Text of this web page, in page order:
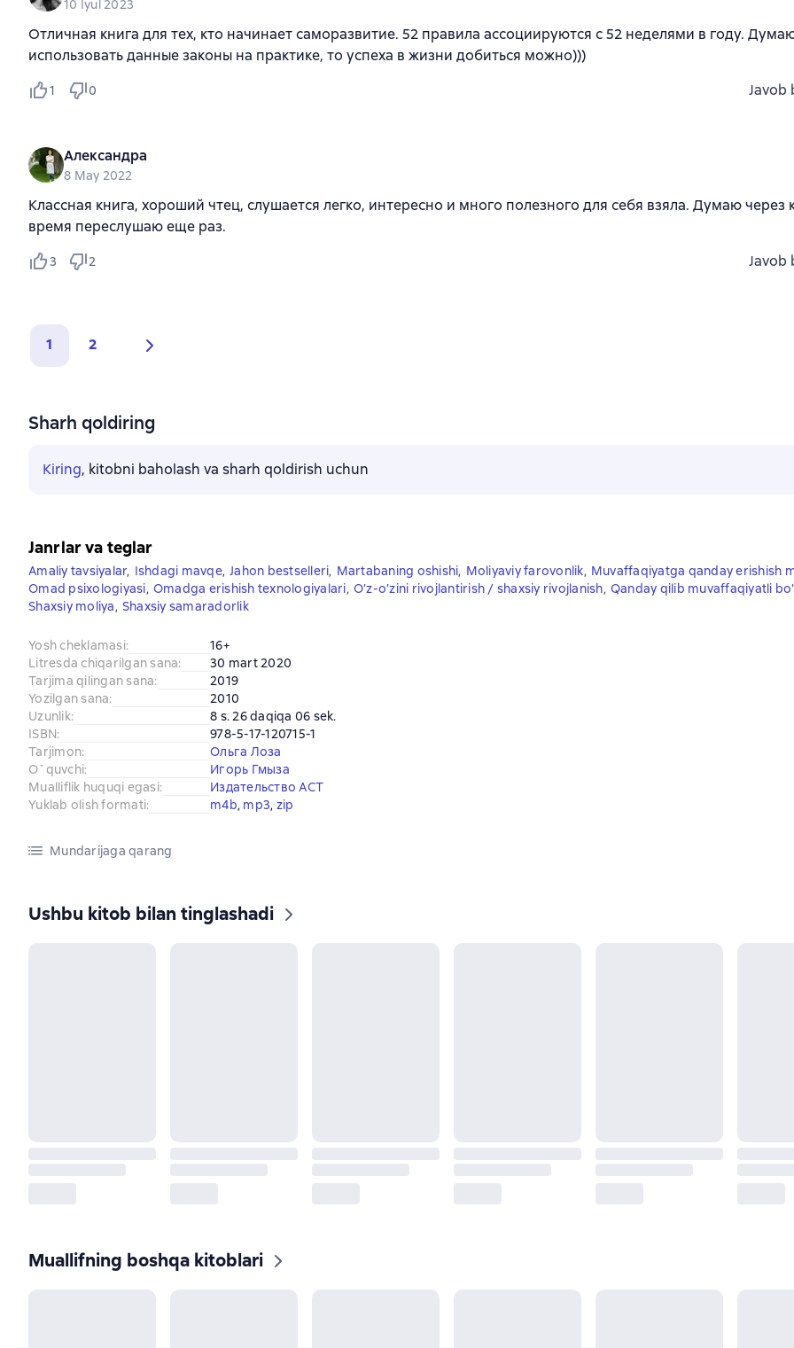
10 Iyul 2023
Отличная книга для тех, кто начинает саморазвитие. 52 правила ассоциируются с 52 неделями в году.
использовать данные законы на практике, то успеха в жизни добиться можно)))
1 0 Javob
Александра
8 May 2022
Классная книга, хороший чтец, слушается легко, интересно и много полезного для себя взяла. Думаю через
время переслушаю еще раз.
3 2 Javob
1 2
Sharh qoldiring
Kiring, kitobni baholash va sharh qoldirish uchun
Janrlar va teglar
Amaliy tavsiyalar, Ishdagi mavqe, Jahon bestselleri, Martabaning oshishi, Moliyaviy farovonlik, Muvaffaqiyatga qanday erishish
Omad psixologiyasi, Omadga erishish texnologiyalari, O’z-o’zini rivojlantirish / shaxsiy rivojlanish, Qanday qilib muvaffaqiyatli
Shaxsiy moliya, Shaxsiy samaradorlik
Yosh cheklamasi:
16+
Litresda chiqarilgan sana:
30 mart 2020
Tarjima qilingan sana:
2019
Yozilgan sana:
2010
Uzunlik:
8 s. 26 daqiqa 06 sek.
ISBN:
978-5-17-120715-1
Tarjimon:
Ольга Лоза
O`quvchi:
Игорь Гмыза
Mualliflik huquqi egasi:
Издательство АСТ
Yuklab olish formati: m4b, mp3, zip
Mundarijaga qarang
Ushbu kitob bilan tinglashadi
Muallifning boshqa kitoblari